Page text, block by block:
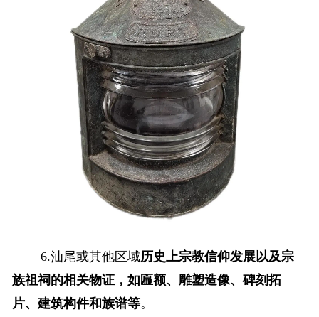
6.汕尾或其他区域历史上宗教信仰发展以及宗
族祖祠的相关物证，如匾额、雕塑造像、碑刻拓
片、建筑构件和族谱等。